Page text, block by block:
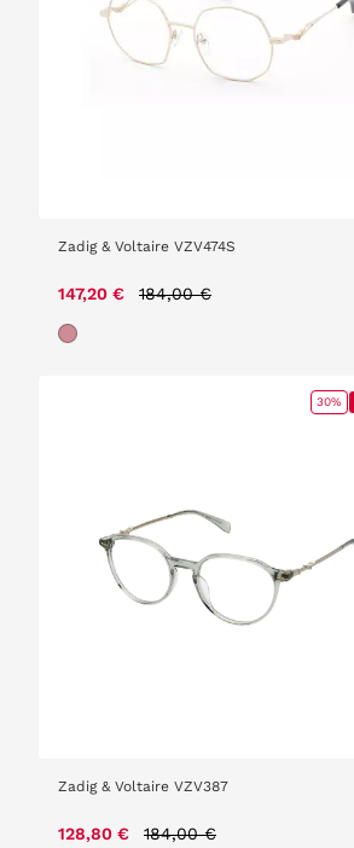
Zadig & Voltaire VZV474S
147,20 € Price reduced from
184,00 €
Zadig & Voltaire VZV387
128,80 € Price reduced from
184,00 €
30%